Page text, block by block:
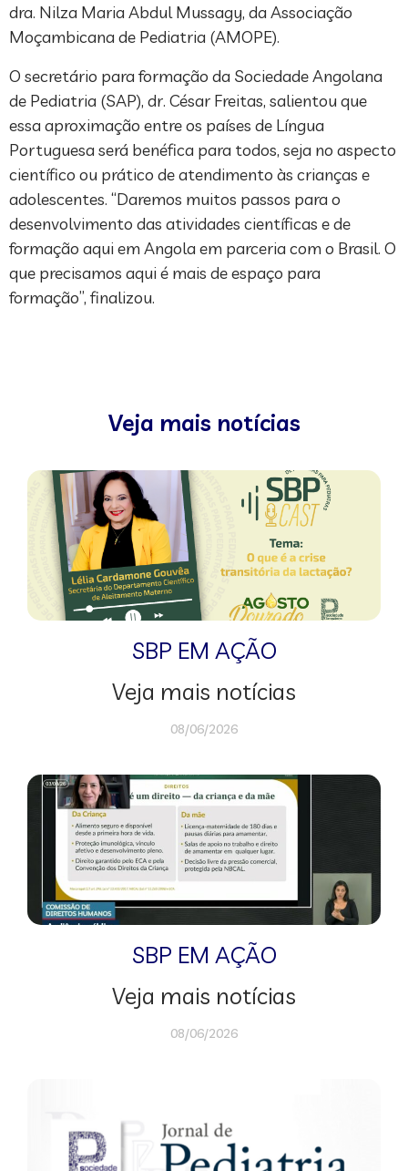
dra. Nilza Maria Abdul Mussagy, da Associação
Moçambicana de Pediatria (AMOPE).
O secretário para formação da Sociedade Angolana
de Pediatria (SAP), dr. César Freitas, salientou que
essa aproximação entre os países de Língua
Portuguesa será benéfica para todos, seja no aspecto
científico ou prático de atendimento às crianças e
adolescentes. “Daremos muitos passos para o
desenvolvimento das atividades científicas e de
formação aqui em Angola em parceria com o Brasil. O
que precisamos aqui é mais de espaço para
formação”, finalizou.
Veja mais notícias
SBP EM AÇÃO
Veja mais notícias
08/06/2026
SBP EM AÇÃO
Veja mais notícias
08/06/2026